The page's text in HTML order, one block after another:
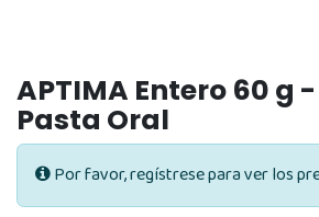
APTIMA Entero 60 g
Pasta Oral
Por favor, regístrese para ver los